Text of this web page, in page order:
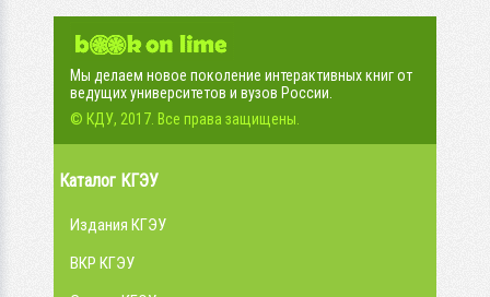
Мы делаем новое поколение интерактивных книг от
ведущих университетов и вузов России.
© КДУ, 2017. Все права защищены.
Каталог КГЭУ
Издания КГЭУ
ВКР КГЭУ